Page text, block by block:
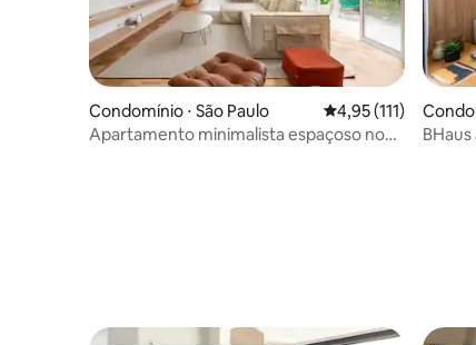
Condomínio ⋅ São Paulo 4,95 de uma
4,95 (111)
Apartamento minimalista espaçoso no
ar
BHaus Jardins VN